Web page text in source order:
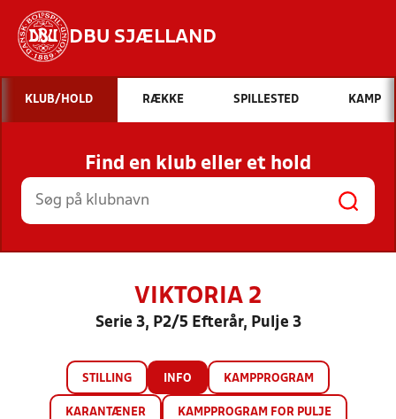
DBU SJÆLLAND
Hvad vil du søge efter?
INDHOLD OG NYHEDER
STILLINGER, RESULTATER, KLUBBER OG
HOLD
KLUB/HOLD RÆKKE SPILLESTED KAMP
Find en klub eller et hold
VIKTORIA 2
Serie 3, P2/5 Efterår, Pulje 3
STILLING INFO KAMPPROGRAM
KARANTÆNER KAMPPROGRAM FOR PULJE